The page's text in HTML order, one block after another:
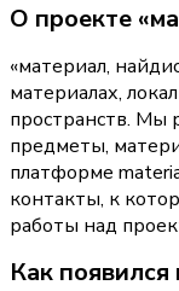
О проекте
«материал,
материалах,
пространств. Мы
предметы,
платформе
контакты, к
работы над
Как появился